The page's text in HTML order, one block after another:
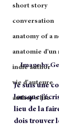
short story
conversation
anatomy of a
anatomie d'un
indie author
vie d'auteure
author's life
Image by
Je suis une
lorsque
lieu de la
dois trouver